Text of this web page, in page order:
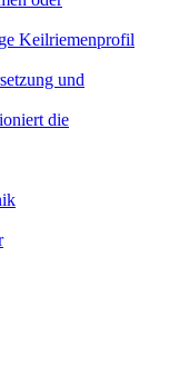
Keilriemenprofil
und
die